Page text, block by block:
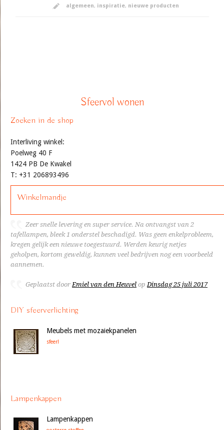
algemeen, inspiratie, nieuwe producten
Sfeervol wonen
Zoeken in de shop
Interliving winkel:
Poelweg 40 F
1424 PB De Kwakel
T: +31 206893496
Winkelmandje
Zeer snelle levering en super service. Na ontvangst van 2
tafellampen, bleek 1 onderstel beschadigd. Was geen enkelprobleem,
kregen gelijk een nieuwe toegestuurd. Werden keurig netjes
geholpen, kortom geweldig, kunnen veel bedrijven nog een voorbeeld
aannemen.
Geplaatst door Emiel van den Heuvel op Dinsdag 25 juli 2017
DIY sfeerverlichting
Meubels met mozaiekpanelen
sfeer!
Lampenkappen
Lampenkappen